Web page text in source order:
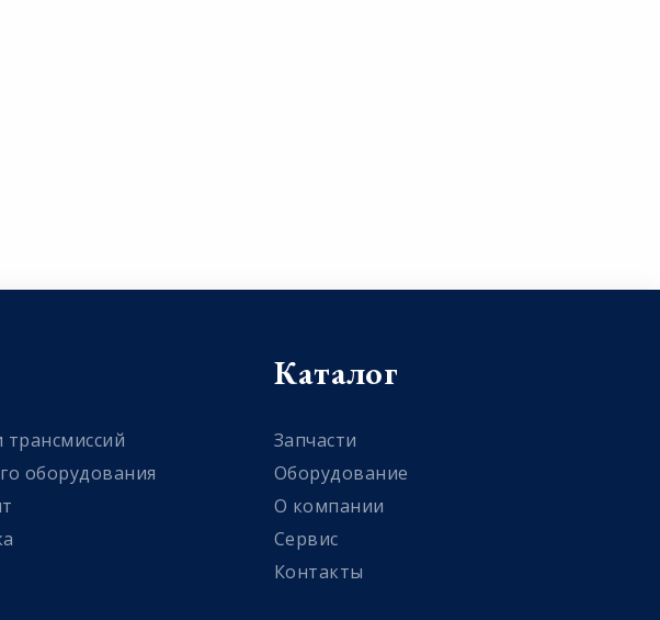
оборудования
Каталог
Запчасти
Оборудование
О компании
Сервис
Контакты